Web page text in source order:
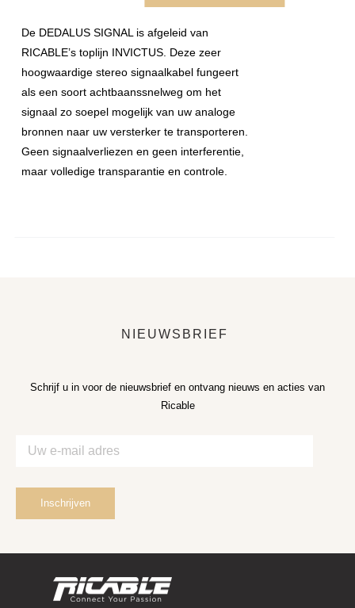
De DEDALUS SIGNAL is afgeleid van
RICABLE’s toplijn INVICTUS. Deze zeer
hoogwaardige stereo signaalkabel fungeert
als een soort achtbaanssnelweg om het
signaal zo soepel mogelijk van uw analoge
bronnen naar uw versterker te transporteren.
Geen signaalverliezen en geen interferentie,
maar volledige transparantie en controle.
NIEUWSBRIEF
Schrijf u in voor de nieuwsbrief en ontvang nieuws en acties van
Ricable